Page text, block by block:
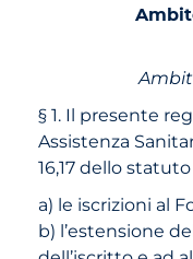
§ 1. Il presente
Assistenza
16,17 dello
a) le iscrizioni al
b) l’estensione